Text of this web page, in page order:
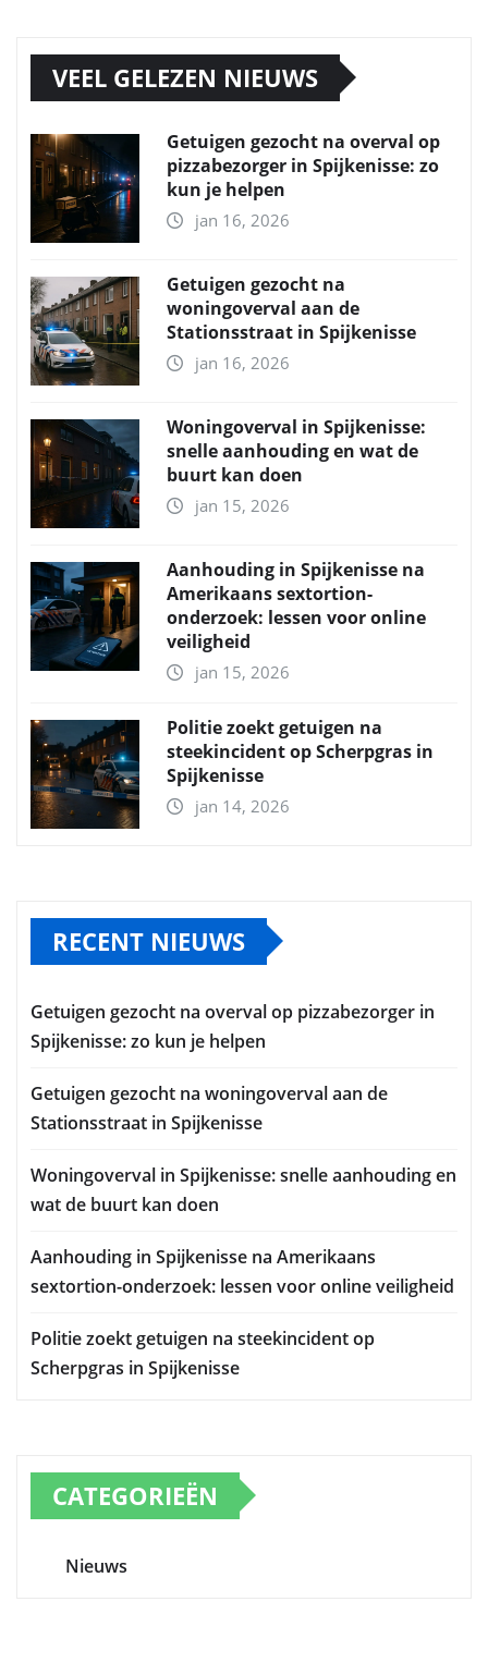
VEEL GELEZEN NIEUWS
Getuigen gezocht na overval op
pizzabezorger in Spijkenisse: zo
kun je helpen
jan 16, 2026
Getuigen gezocht na
woningoverval aan de
Stationsstraat in Spijkenisse
jan 16, 2026
Woningoverval in Spijkenisse:
snelle aanhouding en wat de
buurt kan doen
jan 15, 2026
Aanhouding in Spijkenisse na
Amerikaans sextortion-
onderzoek: lessen voor online
veiligheid
jan 15, 2026
Politie zoekt getuigen na
steekincident op Scherpgras in
Spijkenisse
jan 14, 2026
RECENT NIEUWS
Getuigen gezocht na overval op pizzabezorger in
Spijkenisse: zo kun je helpen
Getuigen gezocht na woningoverval aan de
Stationsstraat in Spijkenisse
Woningoverval in Spijkenisse: snelle aanhouding en
wat de buurt kan doen
Aanhouding in Spijkenisse na Amerikaans
sextortion-onderzoek: lessen voor online veiligheid
Politie zoekt getuigen na steekincident op
Scherpgras in Spijkenisse
CATEGORIEËN
Nieuws